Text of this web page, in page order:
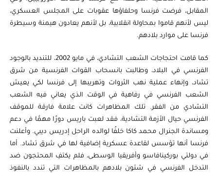
المقابل، فرضت فرنسا وحلفاؤها عقوبات على المجلس العسكري،
ليس لأنهم قاموا بمحاولة انقلابية، بل لأنهم يعادون هيمنة وسيطرة
فرنسا على موارد بلادهم.
كما قامت احتجاجات الشعب التشادي، في مايو 2002، للتنديد بالوجود
الفرنسي في البلاد، وطالبت بانسحاب القوات الفرنسية من شرق
تشاد، وإنهاء عملية نهب الثروات وتهريبها إلى فرنسا لكي يعيش
الشعب الفرنسي في رفاهية في الوقت الذي يعاني فيه الشعب
التشادي من الفقر. تلك المظاهرات كانت علامة فارقة للموقف
الفرنسي حيال الأزمة التشادية، فقد لعبت باريس دورًا مهمًا في دعم
ومساندة الجنرال محمد كاكا خلفًا لوالده الراحل إدريس ديبي. وأعلنت
فرنسا أنها تؤسس لقاعدة عسكرية إضافية لها في شرق تشاد. أما
في دولتي بوركينافاسو وأفريقيا الوسطى، فلم يكتفِ المحتجون ضد
التدخل الفرنسي في شئون بلادهم بالمظاهرات التي تندد بالنفوذ